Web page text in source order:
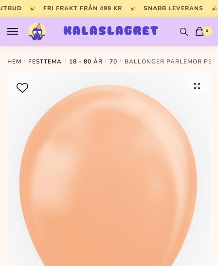
Skip
to
navigation
Skip
to
content
FRI FRAKT FRÅN 499 KR SNABB LEVERANS
KALASLAGRET 0
HEM / FESTTEMA / 18 - 80 ÅR / 70 / BALLONGER PÄRLEMOR
🔍